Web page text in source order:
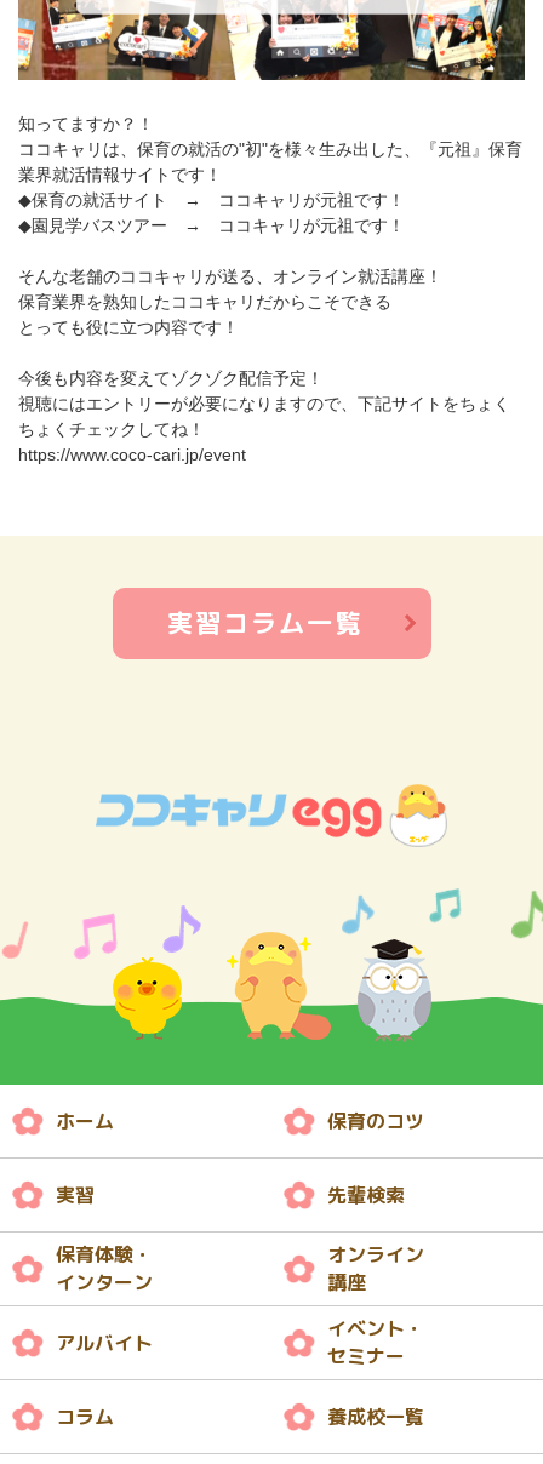
知ってますか？！
ココキャリは、保育の就活の"初"を様々生み出した、『元祖』保育
業界就活情報サイトです！
◆保育の就活サイト → ココキャリが元祖です！
◆園見学バスツアー → ココキャリが元祖です！
そんな老舗のココキャリが送る、オンライン就活講座！
保育業界を熟知したココキャリだからこそできる
とっても役に立つ内容です！
今後も内容を変えてゾクゾク配信予定！
視聴にはエントリーが必要になりますので、下記サイトをちょく
ちょくチェックしてね！
https://www.coco-cari.jp/event
実習コラム一覧
ホーム
実習
保育体験・
インターン
アルバイト
コラム
保育のコツ
先輩検索
オンライン
講座
イベント・
セミナー
養成校一覧